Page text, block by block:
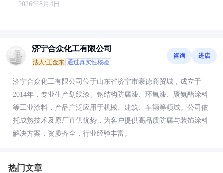
2026年8月4日
济宁合众化工有限公司
法人:王金东 通过真实性核验
咨询 进店
济宁合众化工有限公司位于山东省济宁市豪德商贸城，成立于
2014年，专业生产划线漆、钢结构防腐漆、环氧漆、聚氨酯涂料
等工业涂料，产品广泛应用于机械、建筑、车辆等领域。公司依
托成熟技术及原厂直供优势，为客户提供高品质防腐与装饰涂料
解决方案，资质齐全，行业经验丰富。
热门文章